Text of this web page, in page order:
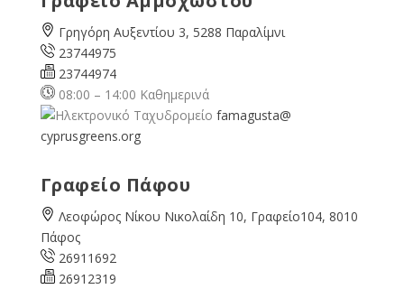
Γρηγόρη Αυξεντίου 3, 5288 Παραλίμνι
23744975
23744974
08:00 – 14:00 Καθημερινά
famagusta@
cyprusgreens.org
Γραφείο Πάφου
Λεοφώρος Νίκου Νικολαίδη 10, Γραφείο104, 8010
Πάφος
26911692
26912319